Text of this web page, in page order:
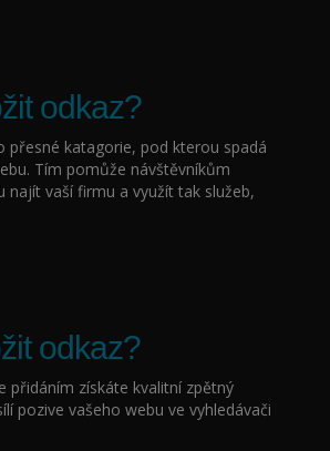
odkaz?
přesné katagorie, pod kterou spadá
Tím pomůže návštěvníkům
vaší firmu a využít tak služeb,
odkaz?
přidáním získáte kvalitní zpětný
pozive vašeho webu ve vyhledávači